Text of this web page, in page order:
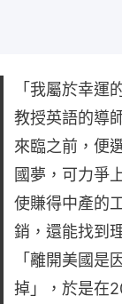
「我屬於幸運
教授英語的導
來臨之前，便
國夢，可力爭
使賺得中產的
銷，還能找到
「離開美國是
掉」，於是在